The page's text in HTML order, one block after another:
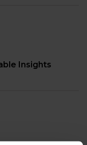
Insights